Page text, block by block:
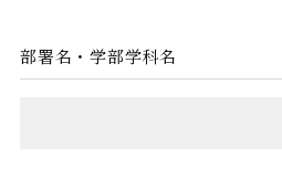
部署名・学部学科名